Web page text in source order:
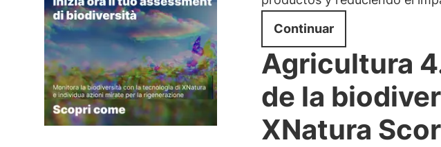
Continuar
Agricultura
de la
XNatura